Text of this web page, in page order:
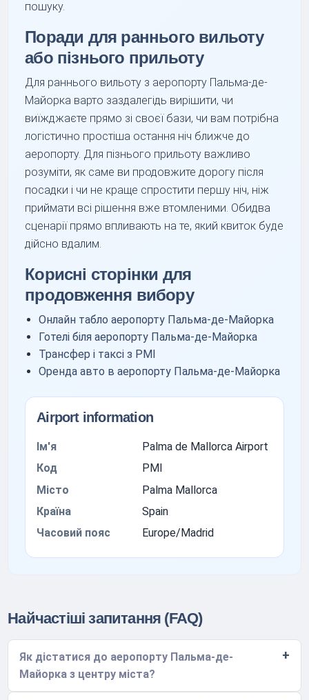
пошуку.
Поради для раннього вильоту
або пізнього прильоту
Для раннього вильоту з аеропорту Пальма-де-
Майорка варто заздалегідь вирішити, чи
виїжджаєте прямо зі своєї бази, чи вам потрібна
логістично простіша остання ніч ближче до
аеропорту. Для пізнього прильоту важливо
розуміти, як саме ви продовжите дорогу після
посадки і чи не краще спростити першу ніч, ніж
приймати всі рішення вже втомленими. Обидва
сценарії прямо впливають на те, який квиток буде
дійсно вдалим.
Корисні сторінки для
продовження вибору
Онлайн табло аеропорту Пальма-де-Майорка
Готелі біля аеропорту Пальма-де-Майорка
Трансфер і таксі з PMI
Оренда авто в аеропорту Пальма-де-Майорка
Airport information
Ім'я
Palma de Mallorca Airport
Код
PMI
Місто
Palma Mallorca
Країна
Spain
Часовий пояс
Europe/Madrid
Найчастіші запитання (FAQ)
Як дістатися до аеропорту Пальма-де-
Майорка з центру міста?